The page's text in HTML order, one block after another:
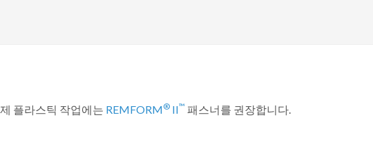
플라스틱 작업에는 REMFORM® II™ 패스너를 권장합니다.